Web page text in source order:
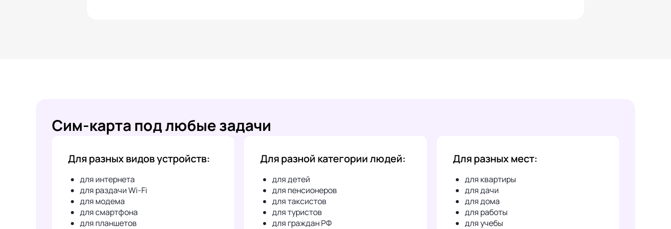
Сим-карта под любые задачи
Для разных видов устройств:
для интернета
для раздачи Wi-Fi
для модема
для смартфона
для планшетов
Для разной категории людей:
для детей
для пенсионеров
для таксистов
для туристов
для граждан РФ
Для разных мест:
для квартиры
для дачи
для дома
для работы
для учебы